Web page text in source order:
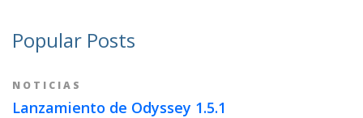
Popular Posts
NOTICIAS
Lanzamiento de Odyssey 1.5.1